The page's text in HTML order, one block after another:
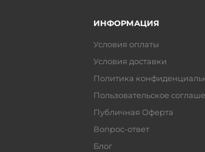
ИНФОРМАЦИЯ
Условия оплаты
Условия доставки
Политика
Пользовательское
Публичная Оферта
Вопрос-ответ
Блог